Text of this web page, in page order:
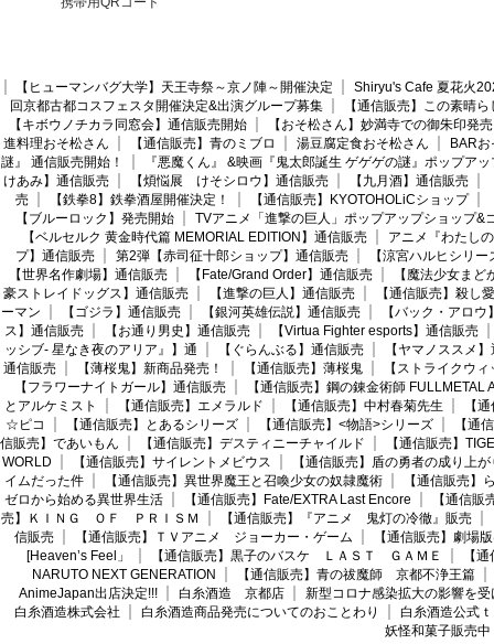
【ヒューマンバグ大学】天王寺祭～京ノ陣～開催決定
Shiryu's Cafe 夏花火
回京都古都コスフェスタ開催決定&出演グループ募集
【通信販売】この素晴
【キボウノチカラ同窓会】通信販売開始
【おそ松さん】妙満寺での御朱印発売
進料理おそ松さん
【通信販売】青のミブロ 湯豆腐定食おそ松さん
BAR
謎』 通信販売開始！
『悪魔くん』 &映画『鬼太郎誕生 ゲゲゲの謎』ポップア
けあみ】通信販売
【煩悩展 けそシロウ】通信販売 【九月酒】通信販売
売
【鉄拳8】鉄拳酒屋開催決定！ 【通信販売】KYOTOHOLiCショップ
【ブルーロック】発売開始
TVアニメ「進撃の巨人」ポップアップショップ&
【ベルセルク 黄金時代篇 MEMORIAL EDITION】通信販売
アニメ『わたし
プ】通信販売
第2弾【赤司征十郎ショップ】通信販売
【涼宮ハルヒシリ
【世界名作劇場】通信販売
【Fate/Grand Order】通信販売
【魔法少女ま
豪ストレイドッグス】通信販売
【進撃の巨人】通信販売
【通信販売】殺し愛
ーマン
【ゴジラ】通信販売 【銀河英雄伝説】通信販売
【バック・アロウ
ス】通信販売
【お通り男史】通信販売
【Virtua Fighter esports】通信販売
ッシブ- 星なき夜のアリア』】通
【ぐらんぶる】通信販売
【ヤマノススメ
通信販売
【薄桜鬼】新商品発売！ 【通信販売】薄桜鬼
【ストライクウ
【フラワーナイトガール】通信販売
【通信販売】鋼の錬金術師 FULLMETAL
とアルケミスト
【通信販売】エメラルド 【通信販売】中村春菊先生
【
☆ピコ
【通信販売】とあるシリーズ 【通信販売】<物語>シリーズ
【通
信販売】であいもん
【通信販売】デスティニーチャイルド
【通信販売】
WORLD
【通信販売】サイレントメビウス
【通信販売】盾の勇者の成り上が
イムだった件
【通信販売】異世界魔王と召喚少女の奴隷魔術
【通信販売】
ゼロから始める異世界生活
【通信販売】Fate/EXTRA Last Encore
【通信
売】ＫＩＮＧ ＯＦ ＰＲＩＳＭ
【通信販売】『アニメ 鬼灯の冷徹』販売
信販売
【通信販売】ＴＶアニメ ジョーカー・ゲーム
【通信販売】劇場
[Heaven’s Feel」
【通信販売】黒子のバスケ ＬＡＳＴ ＧＡＭＥ
【
NARUTO NEXT GENERATION
【通信販売】青の祓魔師 京都不浄王篇
AnimeJapan出店決定!!!
白糸酒造 京都店
新型コロナ感染拡大の影響を
白糸酒造株式会社
白糸酒造商品発売についてのおことわり
白糸酒造公式
妖怪和菓子販売中